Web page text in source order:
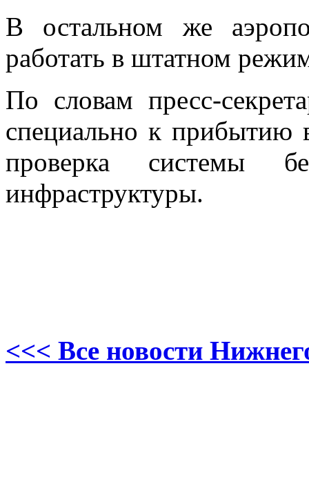
В остальном же
работать в штатном
По словам пресс-
специально к прибытию
проверка системы
инфраструктуры.
<<< Все новости